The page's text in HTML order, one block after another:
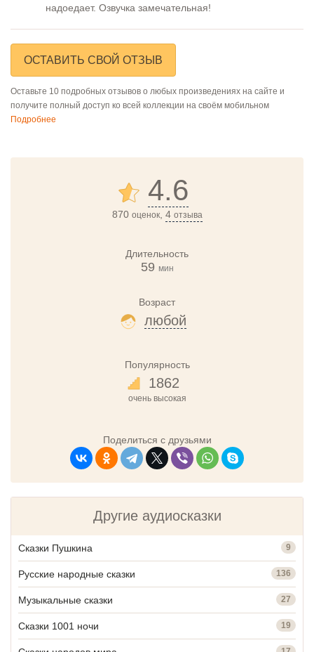
надоедает. Озвучка замечательная!
ОСТАВИТЬ СВОЙ ОТЗЫВ
Оставьте 10 подробных отзывов о любых произведениях на сайте и
получите полный доступ ко всей коллекции на своём мобильном
Подробнее
4.6
870 оценок, 4 отзыва
Длительность
59 мин
Возраст
любой
Популярность
1862
очень высокая
Поделиться с друзьями
Другие аудиосказки
Сказки Пушкина 9
Русские народные сказки 136
Музыкальные сказки 27
Сказки 1001 ночи 19